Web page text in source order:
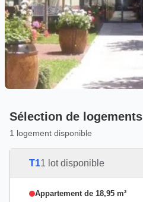
Sélection de logements
1 logement disponible
T11 lot disponible
Appartement de 18,95 m²